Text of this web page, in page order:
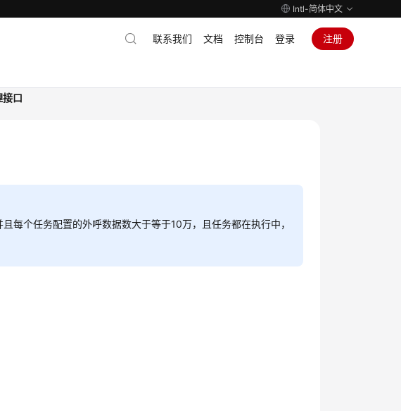
Intl-简体中文
联系我们 文档 控制台 登录 注册
接口
每个任务配置的外呼数据数大于等于10万，且任务都在执行中，